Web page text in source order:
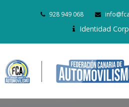
928 949 068
Identidad